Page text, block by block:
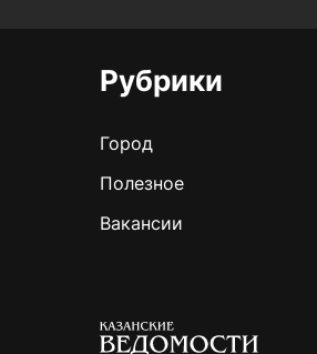
Рубрики
Город
Полезное
Вакансии